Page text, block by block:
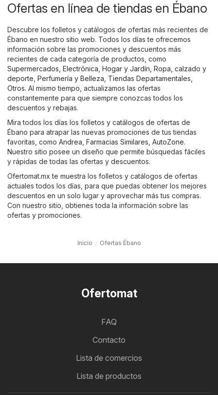
Ofertas en línea de tiendas en Ébano
Descubre los folletos y catálogos de ofertas más recientes de
Ébano en nuestro sitio web. Todos los días te ofrecemos
información sobre las promociones y descuentos más
recientes de cada categoría de productos, como
Supermercados Electrónica Hogar y Jardín Ropa, calzado y
deporte Perfumería y Belleza Tiendas Departamentales
Otros. Al mismo tiempo, actualizamos las ofertas
constantemente para que siempre conozcas todos los
descuentos y rebajas.
Mira todos los días los folletos y catálogos de ofertas de
Ébano para atrapar las nuevas promociones de tus tiendas
favoritas, como Andrea Farmacias Similares AutoZone.
Nuestro sitio posee un diseño que permite búsquedas fáciles
y rápidas de todas las ofertas y descuentos.
Ofertomat.mx te muestra los folletos y catálogos de ofertas
actuales todos los días, para que puedas obtener los mejores
descuentos en un solo lugar y aprovechar más tus compras.
Con nuestro sitio, obtienes toda la información sobre las
ofertas y promociones.
Inicio Ofertas Ébano
Ofertomat
FAQ
Contacto
Lista de comercios
Lista de productos